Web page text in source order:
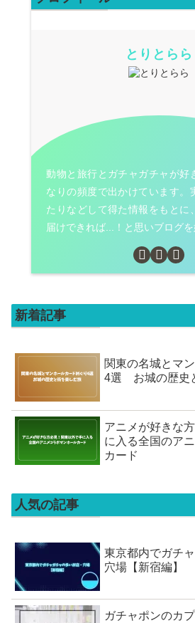
とりとらら
動物と旅行とガチャガチャが好
なりの頻度で出かけています。
たりなどして得た情報をもとに
届けできれば...！と思いブログを
新着記事
関東の名城とマ
4選 お城の歴史
アニメが好きな
に入る全国のア
カード
人気の記事
東京都内でガチ
穴場【新宿編】
ガチャポンのカ